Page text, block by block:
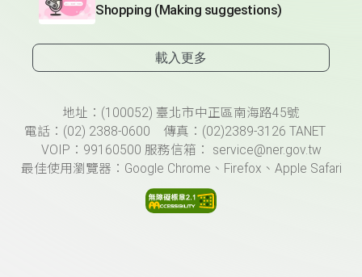
Shopping (Making suggestions)
載入更多
頁尾資訊地址：(100052) 臺北市中正區南海路45號
電話：(02) 2388-0600 傳真：(02)2389-3126 TANET
VOIP：99160500 服務信箱： service@ner.gov.tw
最佳使用瀏覽器：Google Chrome、Firefox、Apple Safari